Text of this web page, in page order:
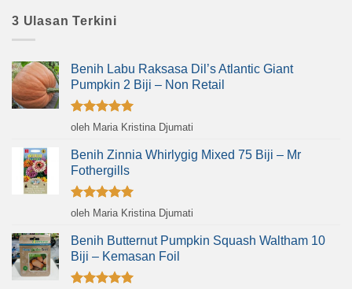
3 Ulasan Terkini
Benih Labu Raksasa Dil’s Atlantic Giant
Pumpkin 2 Biji – Non Retail
Dinilai5
oleh Maria Kristina Djumati
Benih Zinnia Whirlygig Mixed 75 Biji – Mr
Fothergills
Dinilai5
oleh Maria Kristina Djumati
Benih Butternut Pumpkin Squash Waltham 10
Biji – Kemasan Foil